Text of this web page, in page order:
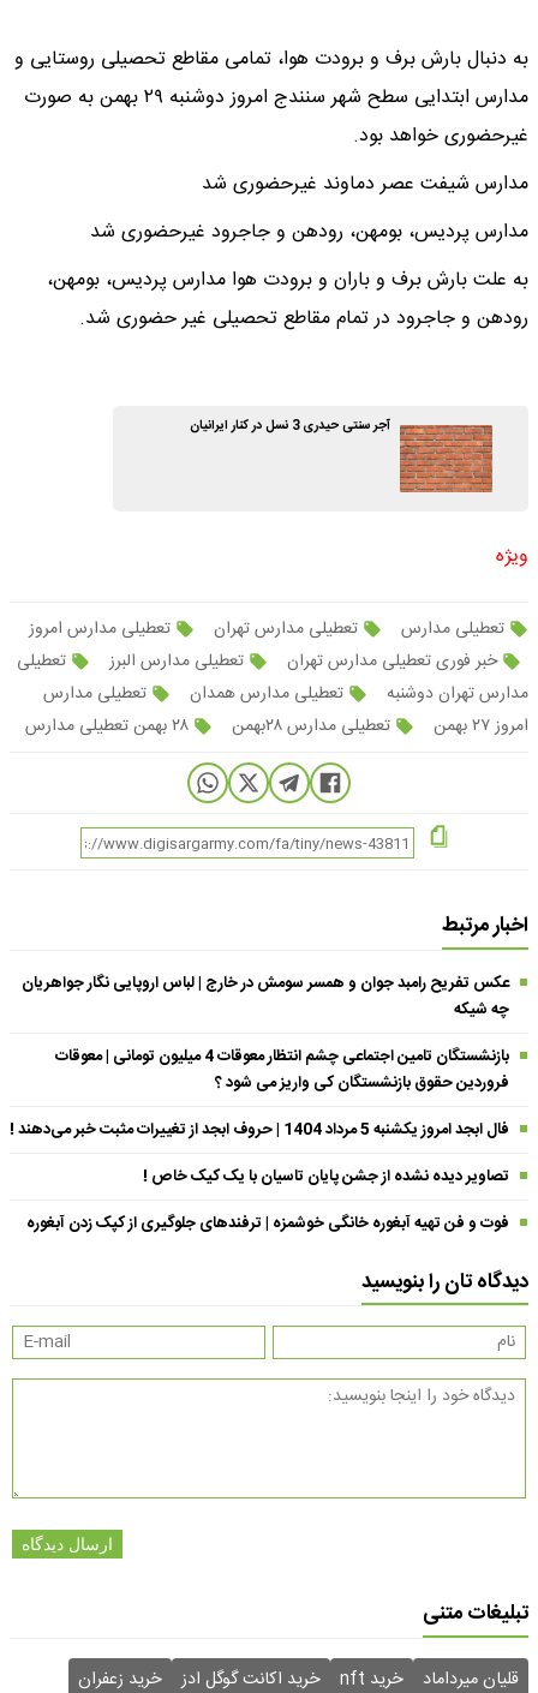
به دنبال بارش برف و برودت هوا، تمامی مقاطع تحصیلی روستایی و
مدارس ابتدایی سطح شهر سنندج امروز دوشنبه ۲۹ بهمن به صورت
غیرحضوری خواهد بود.
مدارس شیفت عصر دماوند غیرحضوری شد
مدارس پردیس، بومهن، رودهن و جاجرود غیرحضوری شد
به علت بارش برف و باران و برودت هوا مدارس پردیس، بومهن،
رودهن و جاجرود در تمام مقاطع تحصیلی غیر حضوری شد.
آجر سنتی حیدری 3 نسل در کنار ایرانیان
ویژه
تعطیلی مدارس تعطیلی مدارس تهران
تعطیلی مدارس امروز
خبر فوری تعطیلی مدارس تهران
تعطیلی مدارس البرز
تعطیلی
مدارس تهران دوشنبه
تعطیلی مدارس همدان
تعطیلی مدارس
امروز ۲۷ بهمن
تعطیلی مدارس ۲۸بهمن
اخبار مرتبط
عکس تفریح رامبد جوان و همسر سومش در خارج | لباس اروپایی نگار جواهریان
چه شیکه
بازنشستگان تامین اجتماعی چشم انتظار معوقات 4 میلیون تومانی | معوقات
فروردین حقوق بازنشستگان کی واریز می شود ؟
فال ابجد امروز یکشنبه 5 مرداد 1404 | حروف ابجد از تغییرات مثبت خبر می‌دهند !
تصاویر دیده نشده از جشن پایان تاسیان با یک کیک خاص !
فوت و فن تهیه آبغوره خانگی خوشمزه | ترفندهای جلوگیری از کپک زدن آبغوره
دیدگاه تان را بنویسید
ارسال دیدگاه
تبلیغات متنی
قلیان میرداماد خرید nft خرید اکانت گوگل ادز خرید زعفران